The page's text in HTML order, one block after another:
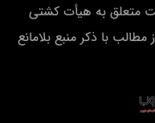
متعلق به هیأت كشتی
با ذکر منبع بلامانع